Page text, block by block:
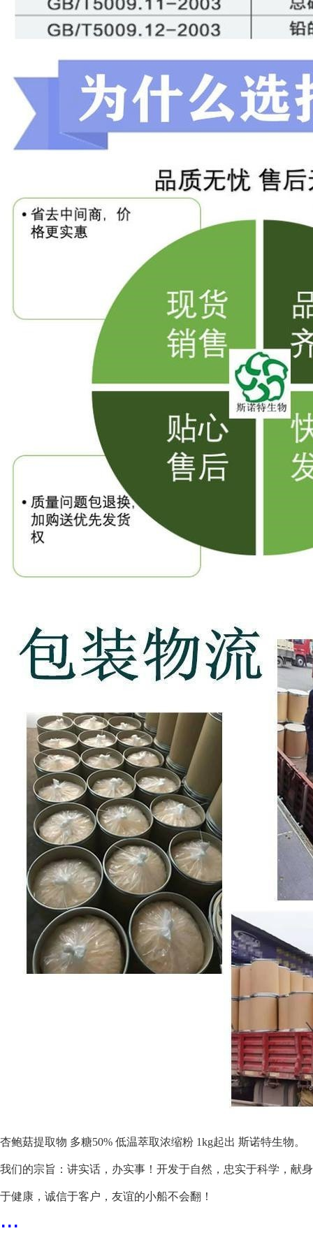
杏鲍菇提取物 多糖50% 低温萃取浓缩粉 1kg起出 斯诺特生物。
我们的宗旨： 讲实话，办实事！ 开发于自然，忠实于科学，献身
于健康，诚信于客户，友谊的小船不会翻！
...